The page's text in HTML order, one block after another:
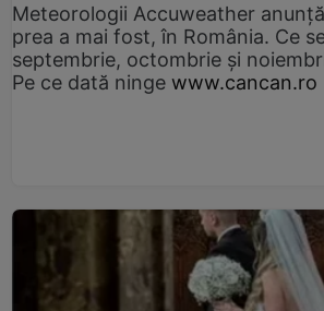
Meteorologii Accuweather
prea a mai fost, în România. Ce
septembrie, octombrie și
Pe ce dată ninge www.cancan.ro